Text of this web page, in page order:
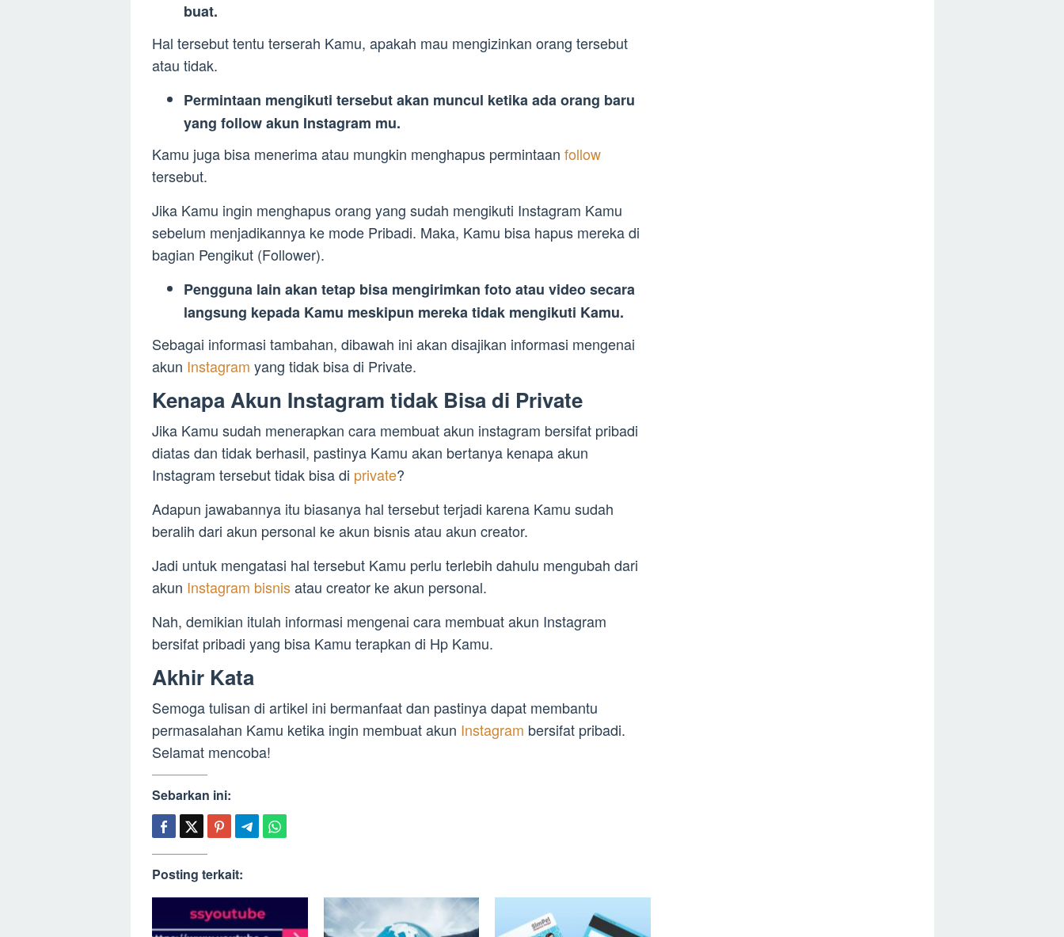
buat.
Hal tersebut tentu terserah Kamu, apakah mau mengizinkan orang tersebut
atau tidak.
Permintaan mengikuti tersebut akan muncul ketika ada orang baru
yang follow akun Instagram mu.
Kamu juga bisa menerima atau mungkin menghapus permintaan follow
tersebut.
Jika Kamu ingin menghapus orang yang sudah mengikuti Instagram Kamu
sebelum menjadikannya ke mode Pribadi. Maka, Kamu bisa hapus mereka di
bagian Pengikut (Follower).
Pengguna lain akan tetap bisa mengirimkan foto atau video secara
langsung kepada Kamu meskipun mereka tidak mengikuti Kamu.
Sebagai informasi tambahan, dibawah ini akan disajikan informasi mengenai
akun Instagram yang tidak bisa di Private.
Kenapa Akun Instagram tidak Bisa di Private
Jika Kamu sudah menerapkan cara membuat akun instagram bersifat pribadi
diatas dan tidak berhasil, pastinya Kamu akan bertanya kenapa akun
Instagram tersebut tidak bisa di private?
Adapun jawabannya itu biasanya hal tersebut terjadi karena Kamu sudah
beralih dari akun personal ke akun bisnis atau akun creator.
Jadi untuk mengatasi hal tersebut Kamu perlu terlebih dahulu mengubah dari
akun Instagram bisnisatau creator ke akun personal.
Nah, demikian itulah informasi mengenai cara membuat akun Instagram
bersifat pribadi yang bisa Kamu terapkan di Hp Kamu.
Akhir Kata
Semoga tulisan di artikel ini bermanfaat dan pastinya dapat membantu
permasalahan Kamu ketika ingin membuat akun Instagram bersifat pribadi.
Selamat mencoba!
Sebarkan ini:
Posting terkait: